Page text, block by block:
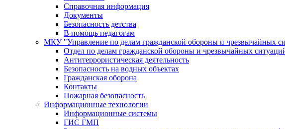
Справочная информация
Документы
Безопасность детства
В помощь педагогам
МКУ "Управление по делам гражданской обороны и чрезвычайных
Отдел по делам гражданской обороны и чрезвычайных
Антитеррористическая деятельность
Безопасность на водных объектах
Гражданская оборона
Контакты
Пожарная безопасность
Информационные технологии
Информационные системы
ГИС ГМП